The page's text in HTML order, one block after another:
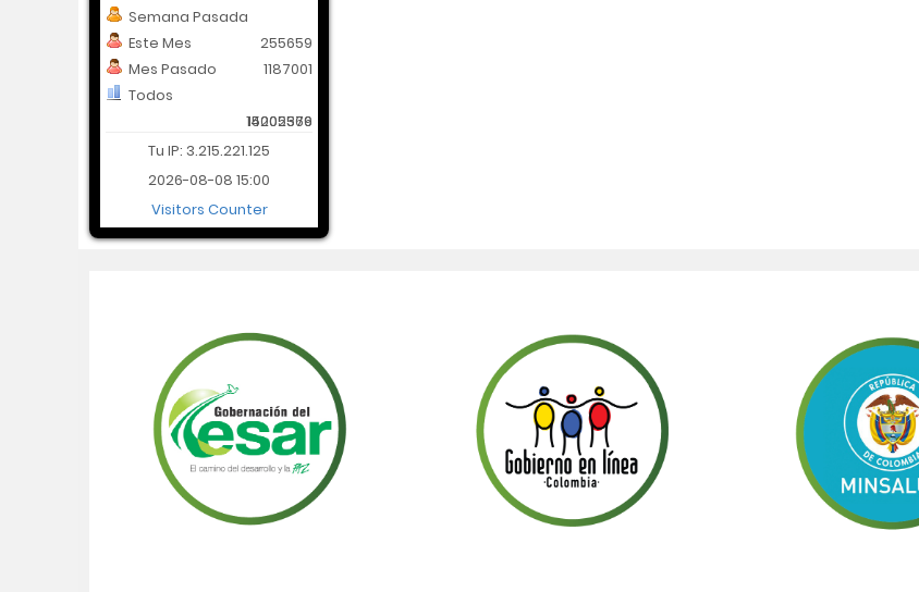
Semana Pasada
Este Mes
Mes Pasado
Todos
14202569
255659
1187001
15005376
Tu IP: 3.215.221.125
2026-08-08 15:00
Visitors Counter